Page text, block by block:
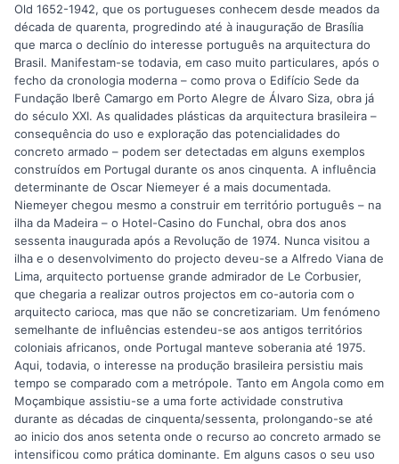
Old 1652-1942, que os portugueses conhecem desde meados da
década de quarenta, progredindo até à inauguração de Brasília
que marca o declínio do interesse português na arquitectura do
Brasil. Manifestam-se todavia, em caso muito particulares, após o
fecho da cronologia moderna – como prova o Edifício Sede da
Fundação Iberê Camargo em Porto Alegre de Álvaro Siza, obra já
do século XXI. As qualidades plásticas da arquitectura brasileira –
consequência do uso e exploração das potencialidades do
concreto armado – podem ser detectadas em alguns exemplos
construídos em Portugal durante os anos cinquenta. A influência
determinante de Oscar Niemeyer é a mais documentada.
Niemeyer chegou mesmo a construir em território português – na
ilha da Madeira – o Hotel-Casino do Funchal, obra dos anos
sessenta inaugurada após a Revolução de 1974. Nunca visitou a
ilha e o desenvolvimento do projecto deveu-se a Alfredo Viana de
Lima, arquitecto portuense grande admirador de Le Corbusier,
que chegaria a realizar outros projectos em co-autoria com o
arquitecto carioca, mas que não se concretizariam. Um fenómeno
semelhante de influências estendeu-se aos antigos territórios
coloniais africanos, onde Portugal manteve soberania até 1975.
Aqui, todavia, o interesse na produção brasileira persistiu mais
tempo se comparado com a metrópole. Tanto em Angola como em
Moçambique assistiu-se a uma forte actividade construtiva
durante as décadas de cinquenta/sessenta, prolongando-se até
ao inicio dos anos setenta onde o recurso ao concreto armado se
intensificou como prática dominante. Em alguns casos o seu uso